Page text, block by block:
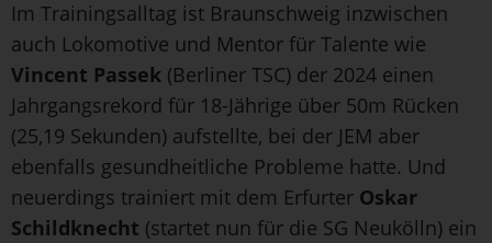
Im Trainingsalltag ist Braunschweig inzwischen
auch Lokomotive und Mentor für Talente wie
Vincent Passek (Berliner TSC) der 2024 einen
Jahrgangsrekord für 18-Jährige über 50m Rücken
(25,19 Sekunden) aufstellte, bei der JEM aber
ebenfalls gesundheitliche Probleme hatte. Und
neuerdings trainiert mit dem Erfurter Oskar
Schildknecht (startet nun für die SG Neukölln) ein